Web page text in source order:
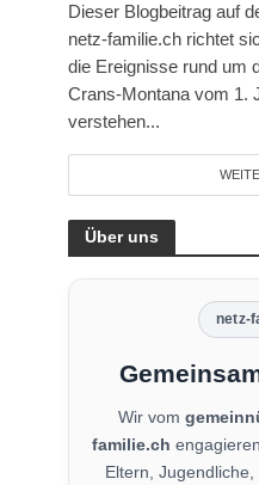
Dieser Blogbeitrag auf
netz-familie.ch richtet
die Ereignisse rund um
Crans-Montana vom 1.
verstehen...
Über uns
netz-
Wir vom
familie.ch
Eltern,